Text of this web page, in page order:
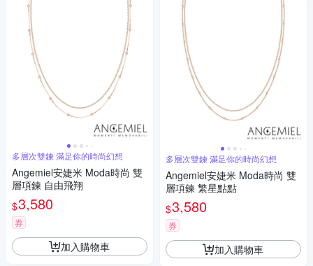
多層次雙鍊 滿足你的時尚幻想
Angemiel安婕米 Moda時尚 雙
層項鍊 自由飛翔
$3,580
券
加入購物車
多層次雙鍊 滿足你的時尚幻想
Angemiel安婕米 Moda時尚 雙
層項鍊 繁星點點
$3,580
券
加入購物車